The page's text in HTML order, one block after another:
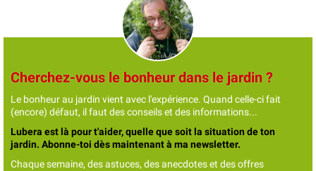
Cherchez-vous le bonheur dans le jardin ?
Le bonheur au jardin vient avec l'expérience. Quand celle-ci fait
(encore) défaut, il faut des conseils et des informations...
Lubera est là pour t'aider, quelle que soit la situation de ton
jardin. Abonne-toi dès maintenant à ma newsletter.
Chaque semaine, des astuces, des anecdotes et des offres